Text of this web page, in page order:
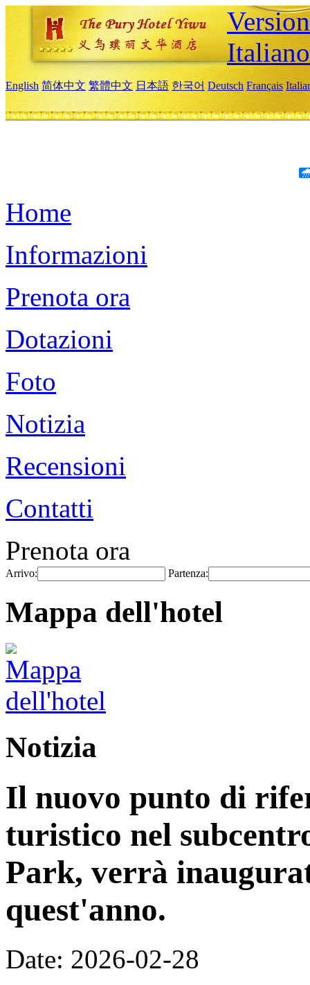
Italiano
English 简体中文 繁體中文 日本語 한국어 Deutsch Français
Home
Informazioni
Prenota ora
Dotazioni
Foto
Notizia
Recensioni
Contatti
Prenota ora
Arrivo: Partenza:
Mappa dell'hotel
Notizia
Il nuovo punto di
turistico nel
Park, verrà
quest'anno.
Date: 2026-02-28